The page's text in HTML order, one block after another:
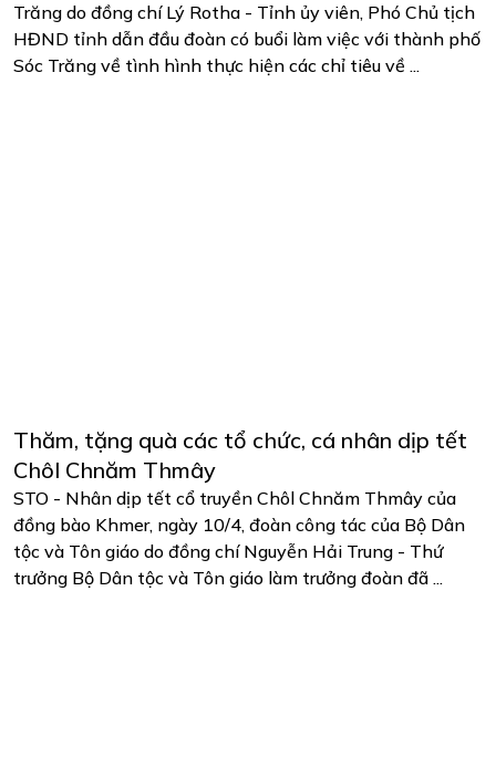
Trăng do đồng chí Lý Rotha - Tỉnh ủy viên, Phó Chủ tịch
HĐND tỉnh dẫn đầu đoàn có buổi làm việc với thành phố
Sóc Trăng về tình hình thực hiện các chỉ tiêu về ...
Thăm, tặng quà các tổ chức, cá nhân dịp tết
Chôl Chnăm Thmây
STO - Nhân dịp tết cổ truyền Chôl Chnăm Thmây của
đồng bào Khmer, ngày 10/4, đoàn công tác của Bộ Dân
tộc và Tôn giáo do đồng chí Nguyễn Hải Trung - Thứ
trưởng Bộ Dân tộc và Tôn giáo làm trưởng đoàn đã ...